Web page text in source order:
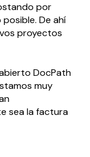
por
De ahí
proyectos
DocPath
muy
sea la factura